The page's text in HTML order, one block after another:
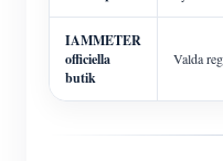
IAMMETER
officiella
butik
Valda